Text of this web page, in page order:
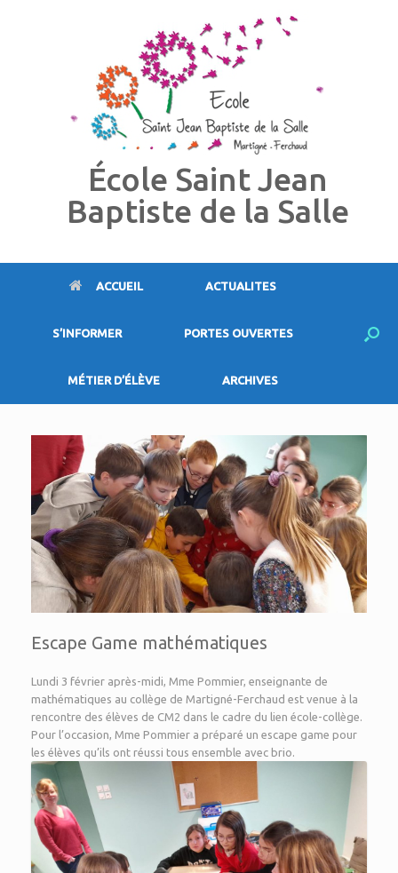
École Saint Jean
Baptiste de la Salle
ACCUEIL ACTUALITES
S’INFORMER PORTES OUVERTES
MÉTIER D’ÉLÈVE ARCHIVES
Escape Game mathématiques
Lundi 3 février après-midi, Mme Pommier, enseignante de
mathématiques au collège de Martigné-Ferchaud est venue à la
rencontre des élèves de CM2 dans le cadre du lien école-collège.
Pour l’occasion, Mme Pommier a préparé un escape game pour
les élèves qu’ils ont réussi tous ensemble avec brio.